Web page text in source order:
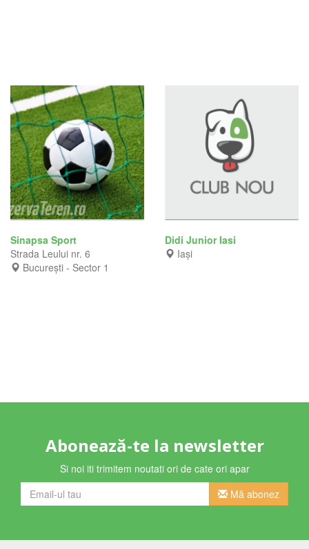
Sinapsa Sport
Strada Leului nr. 6
București - Sector 1
Didi Junior Iasi
Iași
Abonează-te la newsletter
Si noi iti trimitem noutati ori de cate ori apar
Mă abonez